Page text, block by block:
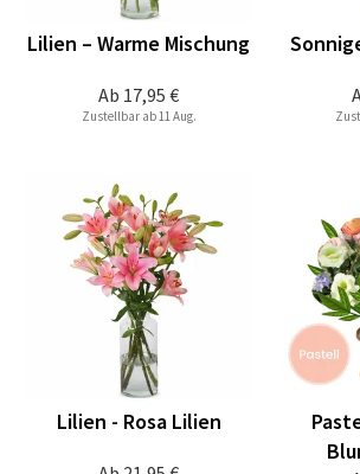
Ab 17,95 €
Lilien – Warme Mischung
Zustellbar ab 11 Aug.
Lilien - Rosa Lilien